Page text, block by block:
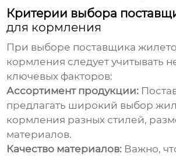
Критерии выбора
для кормления
При выборе поставщика
кормления следует учитывать
ключевых факторов:
Ассортимент продукции:
предлагать широкий выбор
кормления разных стилей,
материалов.
Качество материалов: Важно,